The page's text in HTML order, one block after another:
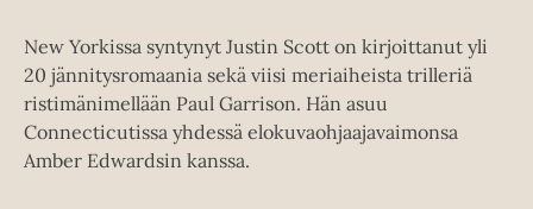
New Yorkissa syntynyt Justin Scott on kirjoittanut yli
20 jännitysromaania sekä viisi meriaiheista trilleriä
ristimänimellään Paul Garrison. Hän asuu
Connecticutissa yhdessä elokuvaohjaajavaimonsa
Amber Edwardsin kanssa.